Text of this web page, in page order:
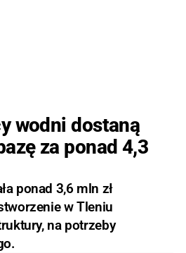
wodni dostaną
za ponad 4,3
ponad 3,6 mln zł
w Tleniu
na potrzeby